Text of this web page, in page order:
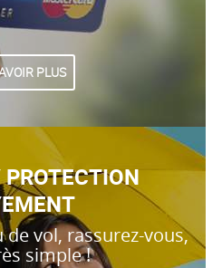
PLUS
de vol, rassurez-vous,
simple !